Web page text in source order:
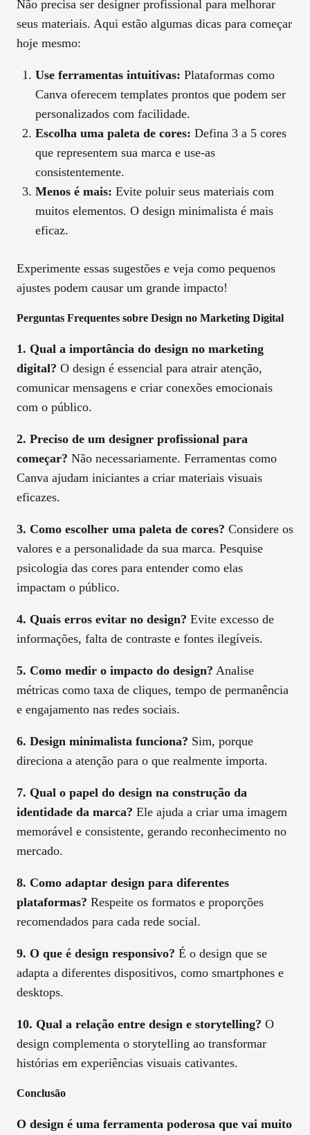
Não precisa ser designer profissional para melhorar
seus materiais. Aqui estão algumas dicas para começar
hoje mesmo:
Use ferramentas intuitivas: Plataformas como
Canva oferecem templates prontos que podem ser
personalizados com facilidade.
Escolha uma paleta de cores: Defina 3 a 5 cores
que representem sua marca e use-as
consistentemente.
Menos é mais: Evite poluir seus materiais com
muitos elementos. O design minimalista é mais
eficaz.
Experimente essas sugestões e veja como pequenos
ajustes podem causar um grande impacto!
Perguntas Frequentes sobre Design no Marketing Digital
1. Qual a importância do design no marketing
digital? O design é essencial para atrair atenção,
comunicar mensagens e criar conexões emocionais
com o público.
2. Preciso de um designer profissional para
começar? Não necessariamente. Ferramentas como
Canva ajudam iniciantes a criar materiais visuais
eficazes.
3. Como escolher uma paleta de cores? Considere os
valores e a personalidade da sua marca. Pesquise
psicologia das cores para entender como elas
impactam o público.
4. Quais erros evitar no design? Evite excesso de
informações, falta de contraste e fontes ilegíveis.
5. Como medir o impacto do design? Analise
métricas como taxa de cliques, tempo de permanência
e engajamento nas redes sociais.
6. Design minimalista funciona? Sim, porque
direciona a atenção para o que realmente importa.
7. Qual o papel do design na construção da
identidade da marca? Ele ajuda a criar uma imagem
memorável e consistente, gerando reconhecimento no
mercado.
8. Como adaptar design para diferentes
plataformas? Respeite os formatos e proporções
recomendados para cada rede social.
9. O que é design responsivo? É o design que se
adapta a diferentes dispositivos, como smartphones e
desktops.
10. Qual a relação entre design e storytelling? O
design complementa o storytelling ao transformar
histórias em experiências visuais cativantes.
Conclusão
O design é uma ferramenta poderosa que vai muito